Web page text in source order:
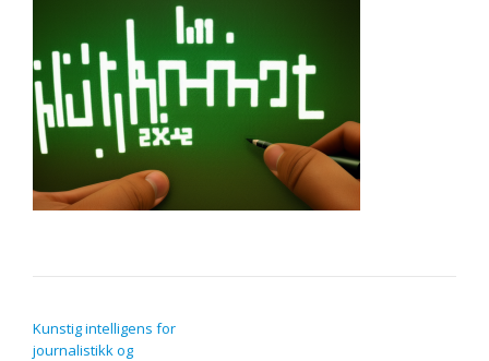
Kunstig intelligens for
journalistikk og